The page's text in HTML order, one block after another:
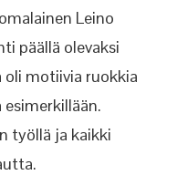
Leino
päällä olevaksi
oli motiivia ruokkia
työllä ja kaikki